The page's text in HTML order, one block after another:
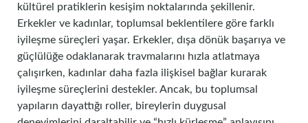
kültürel pratiklerin kesişim noktalarında şekillenir.
Erkekler ve kadınlar, toplumsal beklentilere göre farklı
iyileşme süreçleri yaşar. Erkekler, dışa dönük başarıya ve
güçlülüğe odaklanarak travmalarını hızla atlatmaya
çalışırken, kadınlar daha fazla ilişkisel bağlar kurarak
iyileşme süreçlerini destekler. Ancak, bu toplumsal
yapıların dayattığı roller, bireylerin duygusal